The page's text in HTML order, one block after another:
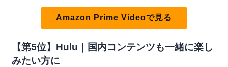
Amazon Prime Videoで見る
【第5位】Hulu｜国内コンテンツも一緒に楽し
みたい方に